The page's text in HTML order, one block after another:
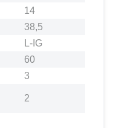
14
38,5
L-IG
60
3
2